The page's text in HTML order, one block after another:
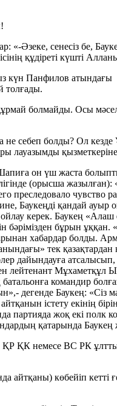
Әзеке, сенесіз бе,
құдіреті күшті
Панфилов атындағы
толғады.
болмайды. Осы
болды? Ол кезде
он үш жаста
(орысша
чувство
қандай ауыр
керек. Баукең
бұрын
хабардар болды.
тек қазақтардан
дайындауға
Мұхаметқұл
командир
дегенде Баукең: «Сіз
істету екінің
жоқ екі полк
қатарында Баукең
ҚР ҚК немесе ВС РК
көбейіп кетті